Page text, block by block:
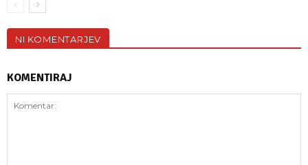
NI KOMENTARJEV
KOMENTIRAJ